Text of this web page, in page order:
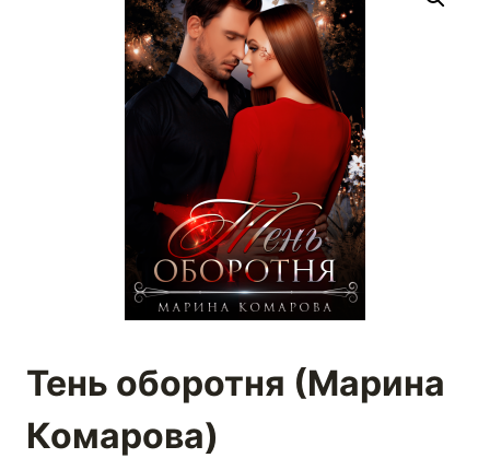
Тень оборотня (Марина
Комарова)